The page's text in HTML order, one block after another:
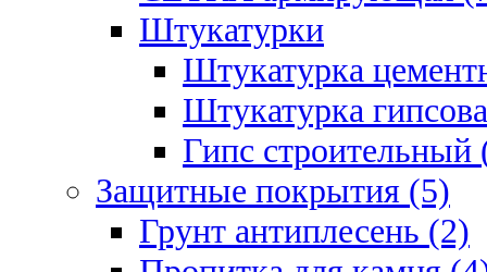
Штукатурки
Штукатурка
Штукатурка
Гипс строительный
Защитные покрытия (5)
Грунт антиплесень (2)